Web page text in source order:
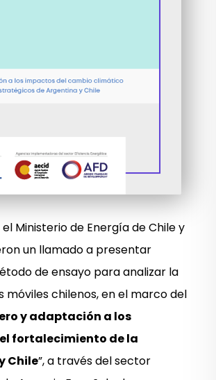
Ministerio de Energía de Chile y
un llamado a presentar
de ensayo para analizar la
chilenos, en el marco del
y adaptación a los
fortalecimiento de la
Chile”, a través del sector